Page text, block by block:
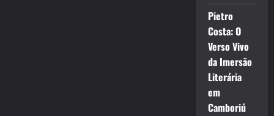
Pietro
Costa: O
Verso Vivo
da Imersão
Literária
em
Camboriú